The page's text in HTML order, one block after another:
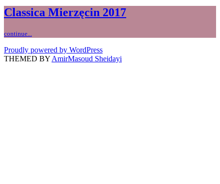
Classica Mierzęcin 2017
continue...
Proudly powered by WordPress
THEMED BY AmirMasoud Sheidayi